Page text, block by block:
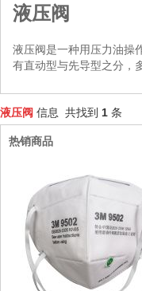
液压阀
液压阀是一种用压力油操
有直动型与先导型之分，
液压阀 信息 共找到 1 条
热销商品